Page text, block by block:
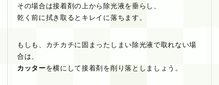
その場合は接着剤の上から除光液を垂らし、
乾く前に拭き取るとキレイに落ちます。
もしも、カチカチに固まったしまい除光液で取れない場
合は、
カッターを横にして接着剤を削り落としましょう。